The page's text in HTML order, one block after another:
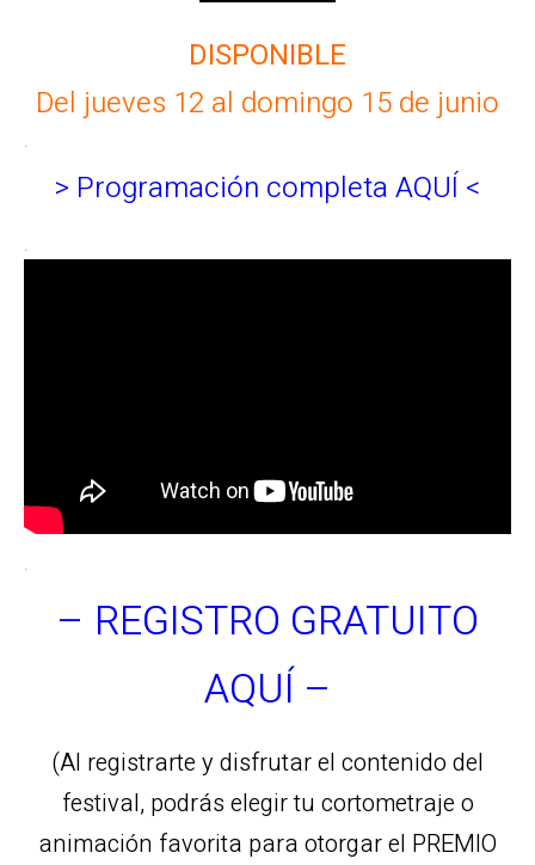
DISPONIBLE
Del jueves 12 al domingo 15 de junio
.
> Programación completa AQUÍ <
.
.
– REGISTRO GRATUITO
AQUÍ –
(Al registrarte y disfrutar el contenido del
festival, podrás elegir tu cortometraje o
animación favorita para otorgar el PREMIO